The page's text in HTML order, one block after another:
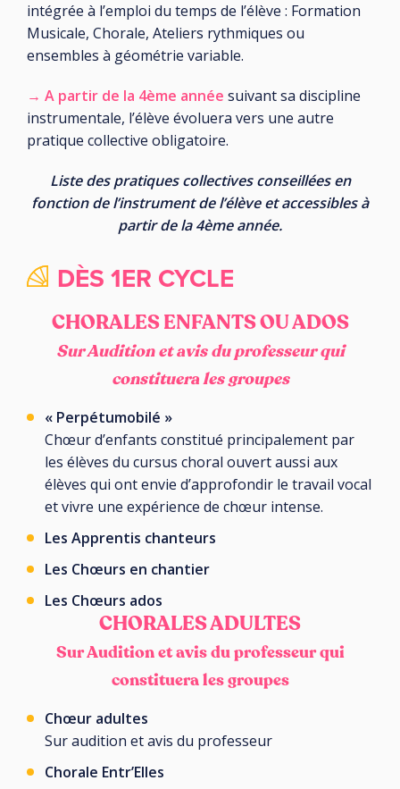
intégrée à l’emploi du temps de l’élève : Formation
Musicale, Chorale, Ateliers rythmiques ou
ensembles à géométrie variable.
→ A partir de la 4ème année suivant sa discipline
instrumentale, l’élève évoluera vers une autre
pratique collective obligatoire.
Liste des pratiques collectives conseillées en
fonction de l’instrument de l’élève et accessibles à
partir de la 4ème année.
DÈS 1ER CYCLE
CHORALES ENFANTS OU ADOS
Sur Audition et avis du professeur qui
constituera les groupes
« Perpétumobilé »
Chœur d’enfants constitué principalement par
les élèves du cursus choral ouvert aussi aux
élèves qui ont envie d’approfondir le travail vocal
et vivre une expérience de chœur intense.
Les Apprentis chanteurs
Les Chœurs en chantier
Les Chœurs ados
CHORALES ADULTES
Sur Audition et avis du professeur qui
constituera les groupes
Chœur adultes
Sur audition et avis du professeur
Chorale Entr’Elles